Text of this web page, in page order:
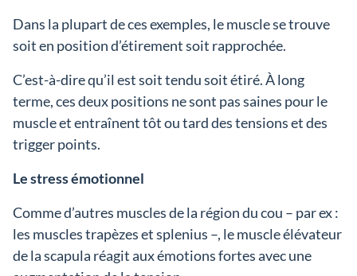
Dans la plupart de ces exemples, le muscle se trouve
soit en position d’étirement soit rapprochée.
C’est-à-dire qu’il est soit tendu soit étiré. À long
terme, ces deux positions ne sont pas saines pour le
muscle et entraînent tôt ou tard des tensions et des
trigger points.
Le stress émotionnel
Comme d’autres muscles de la région du cou – par ex :
les muscles trapèzes et splenius –, le muscle élévateur
de la scapula réagit aux émotions fortes avec une